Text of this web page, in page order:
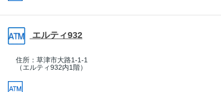
エルティ932
住所： 草津市大路1-1-1
（エルティ932内1階）